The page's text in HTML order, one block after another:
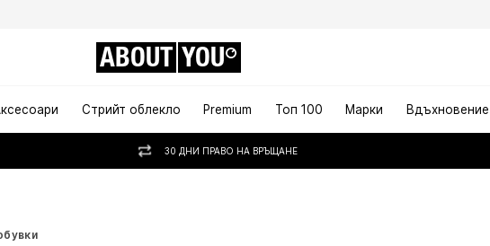
ABOUT YOU
Стрийт облекло Premium Топ 100 Марки Вдъхновение
30 ДНИ ПРАВО НА ВРЪЩАНЕ